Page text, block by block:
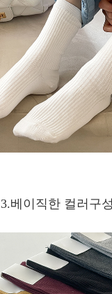
3.베이직한 컬러구성